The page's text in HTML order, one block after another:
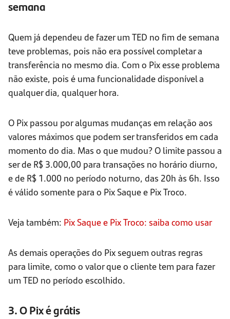
semana
Quem já dependeu de fazer um TED no fim de semana
teve problemas, pois não era possível completar a
transferência no mesmo dia. Com o Pix esse problema
não existe, pois é uma funcionalidade disponível a
qualquer dia, qualquer hora.
O Pix passou por algumas mudanças em relação aos
valores máximos que podem ser transferidos em cada
momento do dia. Mas o que mudou? O limite passou a
ser de R$ 3.000,00 para transações no horário diurno,
e de R$ 1.000 no período noturno, das 20h às 6h. Isso
é válido somente para o Pix Saque e Pix Troco.
Veja também: Pix Saque e Pix Troco: saiba como usar
As demais operações do Pix seguem outras regras
para limite, como o valor que o cliente tem para fazer
um TED no período escolhido.
3. O Pix é grátis